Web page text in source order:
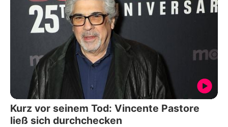
Kurz vor seinem Tod: Vincente Pastore
ließ sich durchchecken